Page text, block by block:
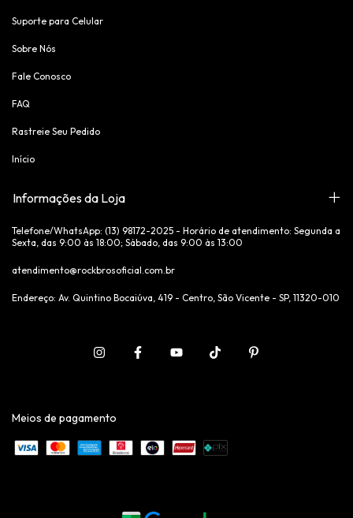
Suporte para Celular
Sobre Nós
Fale Conosco
FAQ
Rastreie Seu Pedido
Início
Informações da Loja
Telefone/WhatsApp: (13) ‪98172-2025‬ - Horário de atendimento: Segunda a
Sexta, das 9:00 às 18:00; Sábado, das 9:00 às 13:00
atendimento@rockbrosoficial.com.br
Endereço: Av. Quintino Bocaiúva, 419 - Centro, São Vicente - SP, 11320-010
Meios de pagamento